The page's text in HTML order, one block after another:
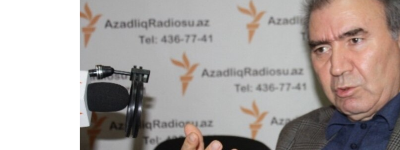
УКРАЇНСЬКА ПРОБЛЕМА КРИМУ